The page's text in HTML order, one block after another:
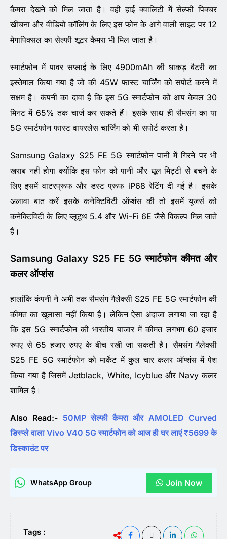
कैमरा देखने को मिल जाता है। वही हाई क्वालिटी में सेल्फी पिक्चर
खींचना और वीडियो कॉलिंग के लिए इस फोन के आगे वाली साइट पर 12
मेगापिक्सल का सेल्फी शूटर कैमरा भी मिल जाता है।
स्मार्टफोन में पावर सप्लाई के लिए 4900mAh की धाकड़ बैटरी का
इस्तेमाल किया गया है जो की 45W फास्ट चार्जिंग को सपोर्ट करने में
सक्षम है। कंपनी का दावा है कि इस 5G स्मार्टफोन को आप केवल 30
मिनट में 65% तक चार्ज कर सकते हैं। इसके साथ ही सैमसंग का या
5G स्मार्टफोन फास्ट वायरलेस चार्जिंग को भी सपोर्ट करता है।
Samsung Galaxy S25 FE 5G स्मार्टफोन पानी में गिरने पर भी
खराब नहीं होगा क्योंकि इस फोन को पानी और धूल मिट्टी से बचने के
लिए इसमें वाटरप्रूफ और डस्ट प्रूफ iP68 रेटिंग दी गई है। इसके
अलावा बात करें इसके कनेक्टिविटी ऑप्शंस की तो इसमें यूजर्स को
कनेक्टिविटी के लिए ब्लूटूथ 5.4 और Wi-Fi 6E जैसे विकल्प मिल जाते
हैं।
Samsung Galaxy S25 FE 5G स्मार्टफोन कीमत और
कलर ऑप्शंस
हालांकि कंपनी ने अभी तक सैमसंग गैलेक्सी S25 FE 5G स्मार्टफोन की
कीमत का खुलासा नहीं किया है। लेकिन ऐसा अंदाजा लगाया जा रहा है
कि इस 5G स्मार्टफोन की भारतीय बाजार में कीमत लगभग 60 हजार
रुपए से 65 हजार रुपए के बीच रखी जा सकती है। सैमसंग गैलेक्सी
S25 FE 5G स्मार्टफोन को मार्केट में कुल चार कलर ऑप्शंस में पेश
किया गया है जिसमें Jetblack, White, Icyblue और Navy कलर
शामिल है।
Also Read:- 50MP सेल्फी कैमरा और AMOLED Curved
डिस्प्ले वाला Vivo V40 5G स्मार्टफोन को आज ही घर लाएं ₹5699 के
डिस्काउंट पर
WhatsApp Group Join Now
Tags :